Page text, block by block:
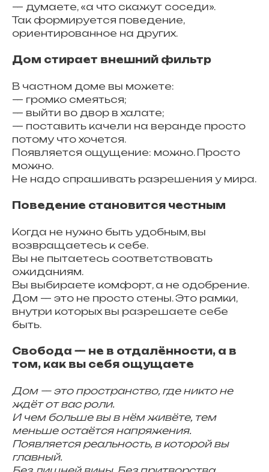
— думаете, «а что скажут соседи».
Так формируется поведение,
ориентированное на других.
Дом стирает внешний фильтр
В частном доме вы можете:
— громко смеяться;
— выйти во двор в халате;
— поставить качели на веранде просто
потому что хочется.
Появляется ощущение: можно. Просто
можно.
Не надо спрашивать разрешения у мира.
Поведение становится честным
Когда не нужно быть удобным, вы
возвращаетесь к себе.
Вы не пытаетесь соответствовать
ожиданиям.
Вы выбираете комфорт, а не одобрение.
Дом — это не просто стены. Это рамки,
внутри которых вы разрешаете себе
быть.
Свобода — не в отдалённости, а в
том, как вы себя ощущаете
Дом — это пространство, где никто не
ждёт от вас роли.
И чем больше вы в нём живёте, тем
меньше остаётся напряжения.
Появляется реальность, в которой вы
главный.